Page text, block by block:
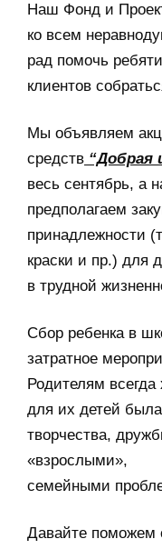
Наш Фонд и
ко всем
рад помочь
клиентов
Мы объявляем
средств “Добрая
весь сентябрь, а
предполагаем
принадлежности
краски и пр.) для
в трудной
Сбор ребенка в
затратное
Родителям
для их детей
творчества,
«взрослыми»,
семейными
Давайте поможем